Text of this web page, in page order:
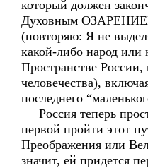
который должен
Духовным
(повторяю: Я не
какой-либо народ или
Пространстве
человечества),
последнего
Россия теперь
первой пройти этот
Преображения или
значит, ей придется